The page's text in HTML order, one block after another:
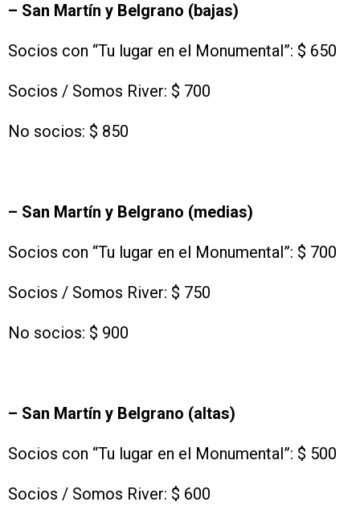
– San Martín y Belgrano (bajas)
Socios con “Tu lugar en el Monumental”: $ 650
Socios / Somos River: $ 700
No socios: $ 850
– San Martín y Belgrano (medias)
Socios con “Tu lugar en el Monumental”: $ 700
Socios / Somos River: $ 750
No socios: $ 900
– San Martín y Belgrano (altas)
Socios con “Tu lugar en el Monumental”: $ 500
Socios / Somos River: $ 600